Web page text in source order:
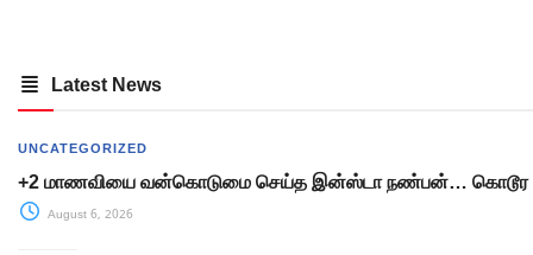
Latest News
UNCATEGORIZED
+2 மாணவியை வன்கொடுமை செய்த இன்ஸ்டா நண்பன்… கொடூர
August 6, 2026